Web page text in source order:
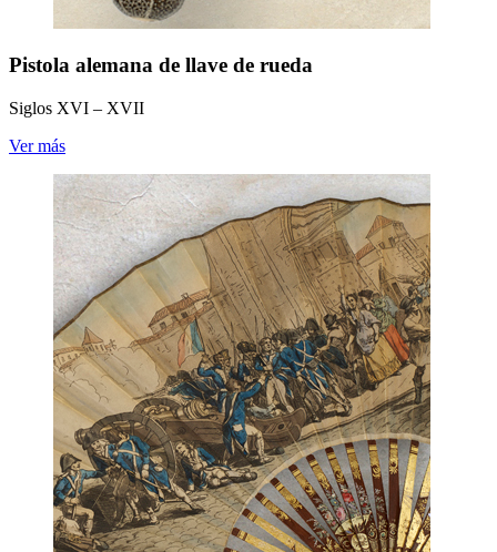
Pistola alemana de llave de rueda
Siglos XVI – XVII
Ver más